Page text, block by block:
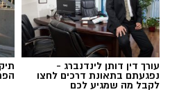
גיוס
עורך דין דותן לינדנברג -
נפגעתם בתאונת דרכים לחצו
לקבל מה שמגיע לכם